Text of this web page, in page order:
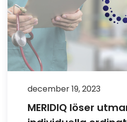
december 19, 2023
MERIDIQ löser